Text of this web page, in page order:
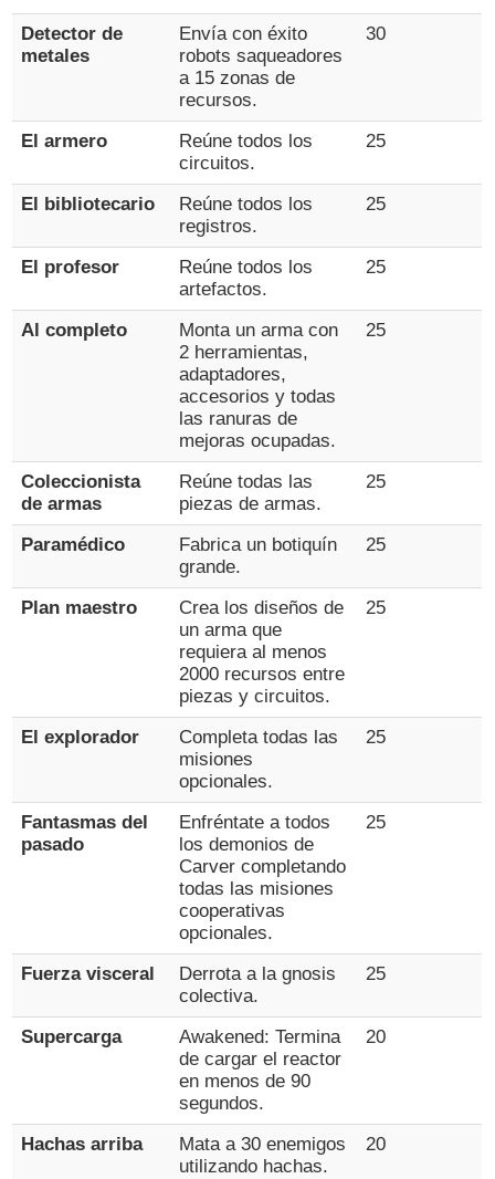
Detector de
metales
Envía con éxito
robots saqueadores
a 15 zonas de
recursos.
30
El armero
Reúne todos los
circuitos.
25
El bibliotecario
Reúne todos los
registros.
25
El profesor
Reúne todos los
artefactos.
25
Al completo
Monta un arma con
2 herramientas,
adaptadores,
accesorios y todas
las ranuras de
mejoras ocupadas.
25
Coleccionista
de armas
Reúne todas las
piezas de armas.
25
Paramédico
Fabrica un botiquín
grande.
25
Plan maestro
Crea los diseños de
un arma que
requiera al menos
2000 recursos entre
piezas y circuitos.
25
El explorador
Completa todas las
misiones
opcionales.
25
Fantasmas del
pasado
Enfréntate a todos
los demonios de
Carver completando
todas las misiones
cooperativas
opcionales.
25
Fuerza visceral
Derrota a la gnosis
colectiva.
25
Supercarga
Awakened: Termina
de cargar el reactor
en menos de 90
segundos.
20
Hachas arriba
Mata a 30 enemigos
utilizando hachas.
20